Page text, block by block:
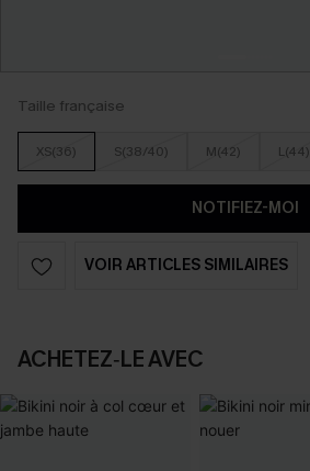
Taille française
XS(36) S(38/40) M(42) L(44)
NOTIFIEZ-MOI
VOIR ARTICLES SIMILAIRES
ACHETEZ‑LE AVEC